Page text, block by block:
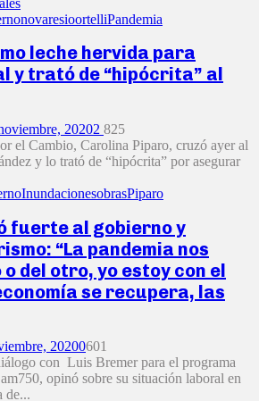
novaresioortelliPandemia
leche hervida para
y trató de “hipócrita” al
20202 825
el Cambio, Carolina Piparo, cruzó ayer al
y lo trató de “hipócrita” por asegurar
InundacionesobrasPiparo
fuerte al gobierno y
“La pandemia nos
o del otro, yo estoy con el
se recupera, las
20200601
con Luis Bremer para el programa
opinó sobre su situación laboral en
de...